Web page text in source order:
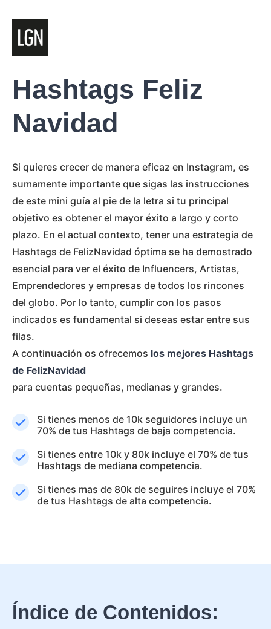
Hashtags Feliz
Navidad
Si quieres crecer de manera eficaz en Instagram, es
sumamente importante que sigas las instrucciones
de este mini guía al pie de la letra si tu principal
objetivo es obtener el mayor éxito a largo y corto
plazo. En el actual contexto, tener una estrategia de
Hashtags de FelizNavidad óptima se ha demostrado
esencial para ver el éxito de Influencers, Artistas,
Emprendedores y empresas de todos los rincones
del globo. Por lo tanto, cumplir con los pasos
indicados es fundamental si deseas estar entre sus
filas.
A continuación os ofrecemos los mejores Hashtags
de FelizNavidad
para cuentas pequeñas, medianas y grandes.
Si tienes menos de 10k seguidores incluye un
70% de tus Hashtags de baja competencia.
Si tienes entre 10k y 80k incluye el 70% de tus
Hashtags de mediana competencia.
Si tienes mas de 80k de seguires incluye el 70%
de tus Hashtags de alta competencia.
Índice de Contenidos: